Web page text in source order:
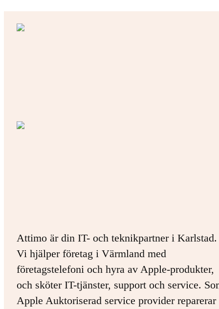
Attimo är din IT- och teknikpartner i Karlstad.
Vi hjälper företag i Värmland med
företagstelefoni och hyra av Apple-produkter,
och sköter IT-tjänster, support och service.
Apple Auktoriserad service provider